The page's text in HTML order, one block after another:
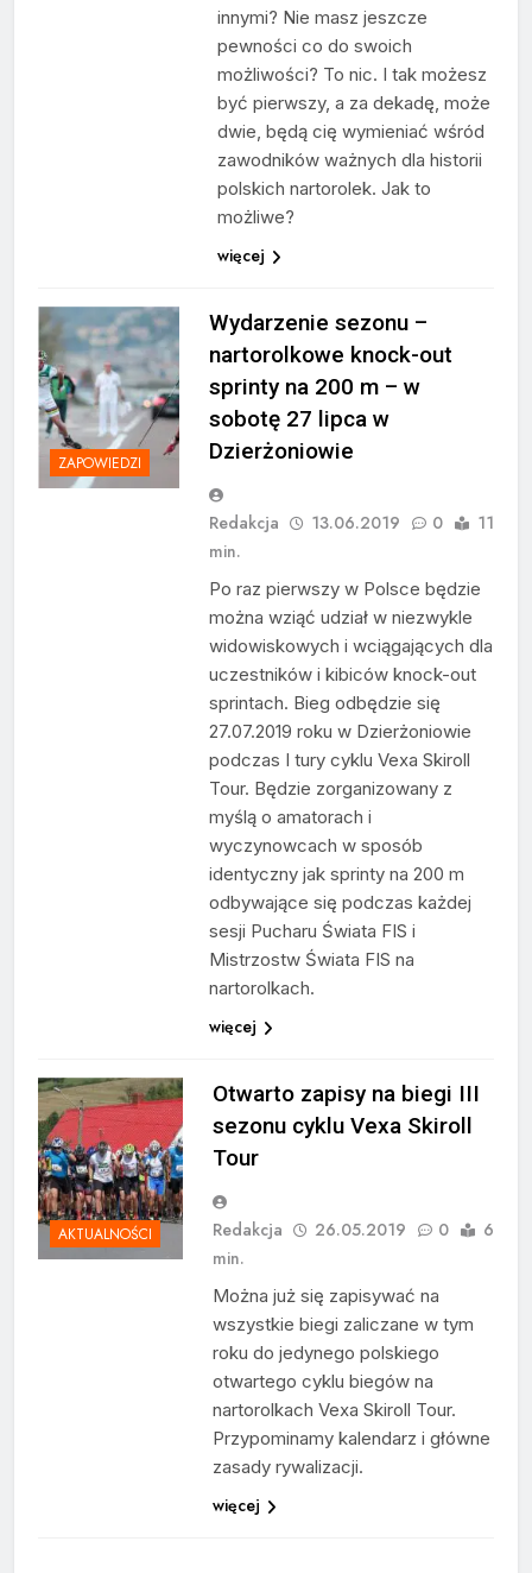
innymi? Nie masz jeszcze
pewności co do swoich
możliwości? To nic. I tak możesz
być pierwszy, a za dekadę, może
dwie, będą cię wymieniać wśród
zawodników ważnych dla historii
polskich nartorolek. Jak to
możliwe?
więcej
ZAPOWIEDZI
Wydarzenie sezonu –
nartorolkowe knock-out
sprinty na 200 m – w
sobotę 27 lipca w
Dzierżoniowie
Redakcja 13.06.2019 0
11
min.
Po raz pierwszy w Polsce będzie
można wziąć udział w niezwykle
widowiskowych i wciągających dla
uczestników i kibiców knock-out
sprintach. Bieg odbędzie się
27.07.2019 roku w Dzierżoniowie
podczas I tury cyklu Vexa Skiroll
Tour. Będzie zorganizowany z
myślą o amatorach i
wyczynowcach w sposób
identyczny jak sprinty na 200 m
odbywające się podczas każdej
sesji Pucharu Świata FIS i
Mistrzostw Świata FIS na
nartorolkach.
więcej
AKTUALNOŚCI
Otwarto zapisy na biegi III
sezonu cyklu Vexa Skiroll
Tour
Redakcja 26.05.2019 0
6
min.
Można już się zapisywać na
wszystkie biegi zaliczane w tym
roku do jedynego polskiego
otwartego cyklu biegów na
nartorolkach Vexa Skiroll Tour.
Przypominamy kalendarz i główne
zasady rywalizacji.
więcej